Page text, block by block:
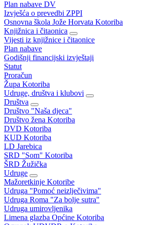
Plan nabave DV
Izvješća o prevedbi ZPPI
Osnovna škola Jože Horvata Kotoriba
Knjižnica i čitaonica
Vijesti iz knjižnice i čitaonice
Plan nabave
Godišnji financijski izvještaji
Statut
Proračun
Župa Kotoriba
Udruge, društva i klubovi
Društva
Društvo "Naša djeca"
Društvo žena Kotoriba
DVD Kotoriba
KUD Kotoriba
LD Jarebica
SRD "Som" Kotoriba
ŠRD Žužička
Udruge
Mažoretkinje Kotoribe
Udruga "Pomoć neizlječivima"
Udruga Roma "Za bolje sutra"
Udruga umirovljenika
Limena glazba Općine Kotoriba